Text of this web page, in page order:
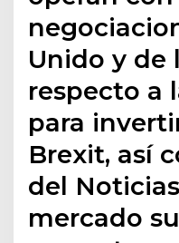
Unido y de
respecto a
para
Brexit, así
del
mercado